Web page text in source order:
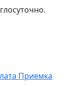
Приемка